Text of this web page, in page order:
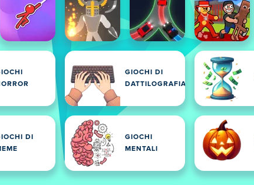
GIOCHI DI
DATTILOGRAFIA
DI
GIOCHI
MENTALI